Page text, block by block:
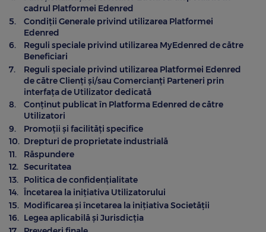
SOLUȚII INSTITUȚII PUBLICE
EDENRED GRĂDINIȚĂ
EDENRED SOCIAL
EDENRED SOCIAL PENTRU NOU-NĂSCUȚI
EDENRED SOCIAL PENTRU ALIMENTE
EDENRED SOCIAL PENTRU MESE CALDE
EDENRED SOCIAL PENTRU SPRIJIN
EDUCAȚIONAL
VOUCHERE DE VACANȚĂ INSTITUȚII PUBLICE
EDENRED SOCIAL
EDENRED GRĂDINIȚĂ
EDENRED PROGRAM MESE CALDE
EDENRED SOCIAL PENTRU ALIMENTE
EDENRED SOCIAL PENTRU SPRIJIN
EDUCAȚIONAL
EDENRED SOCIAL PENTRU NOU-NĂSCUȚI
Edenred Benefit
Card combustibil pentru flote
Servicii pentru Companii și IMM
Carduri Virtuale
Platforma BIZTRO Club
Platforma de comenzi My Edenred
LEGISLAȚIE TICHETE ȘI CARDURI
DOCUMENTE UTILE ȘI CONTURI BANCARE
CALCULATOR ECONOMII
CALENDAR ZILE LUCRĂTOARE
LEGISLAȚIE TICHETE ȘI CARDURI
DOCUMENTE UTILE PENTRU COMERCIANȚI
RECOMANDĂ O COMPANIE
RECOMANDĂ UN COMERCIANT
UNDE POT PLĂTI CU CARDURILE EDENRED
HARTĂ COMERCIANȚI PARTENERI
OFERTE SPECIALE PARTENERI
GLOVO
FRESHFUL by eMAG
SEZAMO
CUM SĂ UTILIZEZI CARDURILE
APLICAȚIA MOBILĂ EDENRED
OUT FOR LUNCH
PLATFORMA ONLINE MYEDENRED
Cariere
Contact
cadrul Platformei Edenred
Condiții Generale privind utilizarea Platformei
Edenred
Reguli speciale privind utilizarea MyEdenred de către
Beneficiari
Reguli speciale privind utilizarea Platformei Edenred
de către Clienți și/sau Comercianți Parteneri prin
interfața de Utilizator dedicată
Conținut publicat în Platforma Edenred de către
Utilizatori
Promoții și facilități specifice
Drepturi de proprietate industrială
Răspundere
Securitatea
Politica de confidențialitate
Încetarea la inițiativa Utilizatorului
Modificarea și încetarea la inițiativa Societății
Legea aplicabilă și Jurisdicția